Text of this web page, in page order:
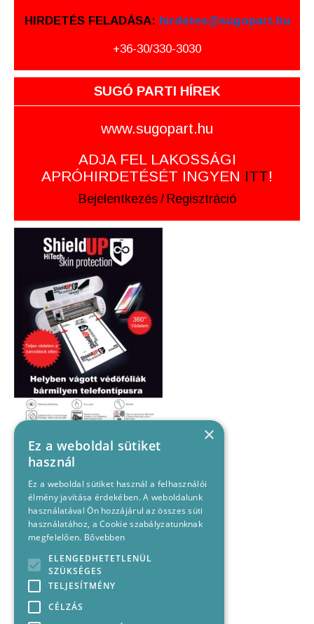
HIRDETÉS FELADÁSA: hirdetes@sugopart.hu
+36-30/330-3030
SUGÓ PARTI HÍREK
www.sugopart.hu
ADJA FEL LAKOSSÁGI
APRÓHIRDETÉSÉT INGYEN ITT!
Bejelentkezés / Regisztráció
×
Ez a weboldal sütiket
használ
Ez a weboldal sütiket használ a felhasználói
élmény javítása érdekében. A weboldalunk
használatával Ön hozzájárul az összes süti
használatához, a Cookie szabályzatunknak
megfelelően. Bővebben
ELENGEDHETETLENÜL
SZÜKSÉGES
TELJESÍTMÉNY
CÉLZÁS